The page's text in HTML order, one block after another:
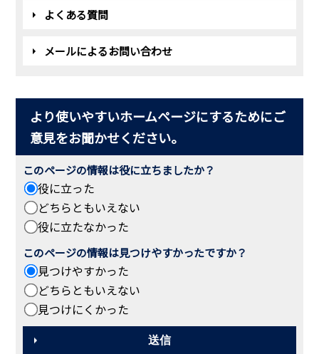
よくある質問
メールによるお問い合わせ
より使いやすいホームページにするためにご
意見をお聞かせください。
このページの情報は役に立ちましたか？
役に立った
どちらともいえない
役に立たなかった
このページの情報は見つけやすかったですか？
見つけやすかった
どちらともいえない
見つけにくかった